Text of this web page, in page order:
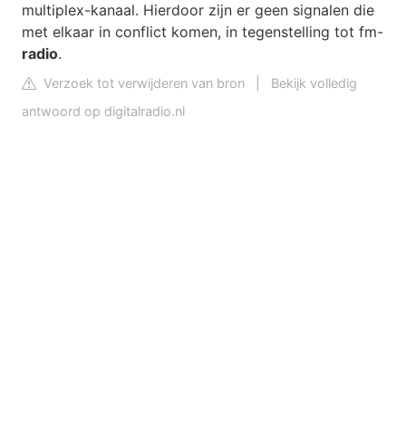
multiplex-kanaal. Hierdoor zijn er geen signalen die
met elkaar in conflict komen, in tegenstelling tot fm-
radio.
Verzoek tot verwijderen van bron
Bekijk volledig
antwoord op digitalradio.nl